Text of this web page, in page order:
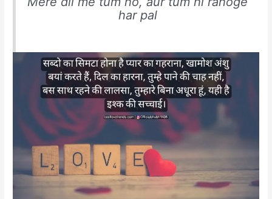
har pal